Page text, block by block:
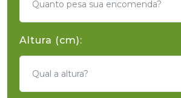
Altura (cm):